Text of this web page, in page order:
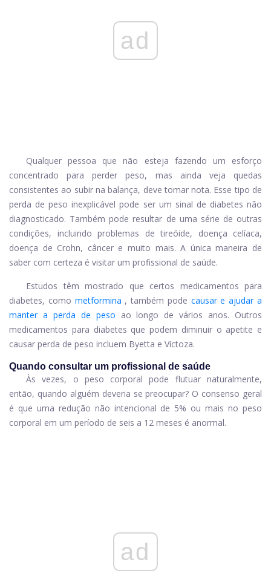
ad
Qualquer pessoa que não esteja fazendo um esforço
concentrado para perder peso, mas ainda veja quedas
consistentes ao subir na balança, deve tomar nota. Esse tipo de
perda de peso inexplicável pode ser um sinal de diabetes não
diagnosticado. Também pode resultar de uma série de outras
condições, incluindo problemas de tireóide, doença celíaca,
doença de Crohn, câncer e muito mais. A única maneira de
saber com certeza é visitar um profissional de saúde.
Estudos têm mostrado que certos medicamentos para
diabetes, como metformina , também pode causar e ajudar a
manter a perda de peso ao longo de vários anos. Outros
medicamentos para diabetes que podem diminuir o apetite e
causar perda de peso incluem Byetta e Victoza.
Quando consultar um profissional de saúde
Às vezes, o peso corporal pode flutuar naturalmente,
então, quando alguém deveria se preocupar? O consenso geral
é que uma redução não intencional de 5% ou mais no peso
corporal em um período de seis a 12 meses é anormal.
ad